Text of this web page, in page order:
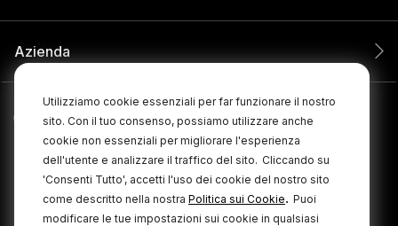
Utilizziamo cookie essenziali per far funzionare il nostro
sito. Con il tuo consenso, possiamo utilizzare anche
cookie non essenziali per migliorare l'esperienza
dell'utente e analizzare il traffico del sito. Cliccando su
'Consenti Tutto', accetti l'uso dei cookie del nostro sito
come descritto nella nostra Politica sui Cookie. Puoi
modificare le tue impostazioni sui cookie in qualsiasi
Azienda